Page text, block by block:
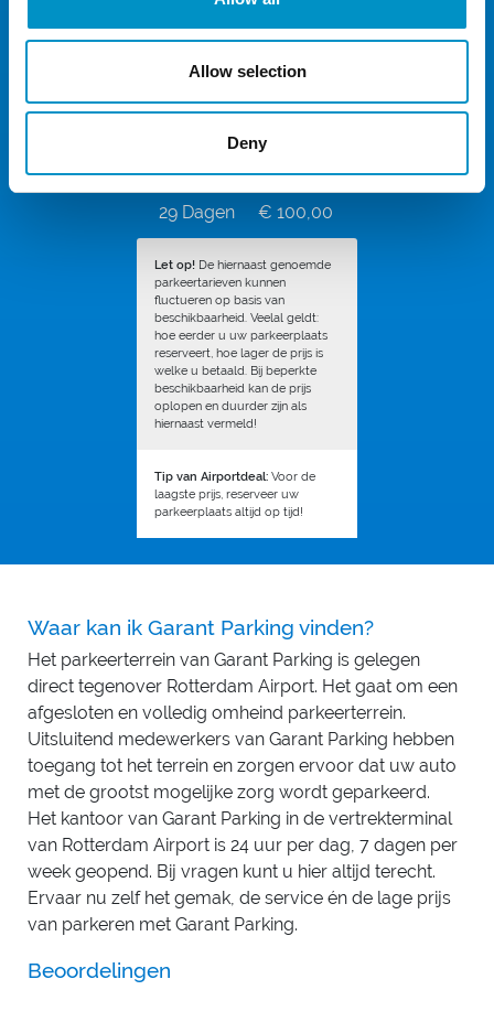
Allow selection
Deny
24 Dagen
€ 90,00
28 Dagen
€ 100,00
29 Dagen
€ 100,00
Let op! De hiernaast genoemde
parkeertarieven kunnen
fluctueren op basis van
beschikbaarheid. Veelal geldt:
hoe eerder u uw parkeerplaats
reserveert, hoe lager de prijs is
welke u betaald. Bij beperkte
beschikbaarheid kan de prijs
oplopen en duurder zijn als
hiernaast vermeld!
Tip van Airportdeal: Voor de
laagste prijs, reserveer uw
parkeerplaats altijd op tijd!
Waar kan ik Garant Parking vinden?
Het parkeerterrein van Garant Parking is gelegen
direct tegenover Rotterdam Airport. Het gaat om een
afgesloten en volledig omheind parkeerterrein.
Uitsluitend medewerkers van Garant Parking hebben
toegang tot het terrein en zorgen ervoor dat uw auto
met de grootst mogelijke zorg wordt geparkeerd.
Het kantoor van Garant Parking in de vertrekterminal
van Rotterdam Airport is 24 uur per dag, 7 dagen per
week geopend. Bij vragen kunt u hier altijd terecht.
Ervaar nu zelf het gemak, de service én de lage prijs
van parkeren met Garant Parking.
Beoordelingen